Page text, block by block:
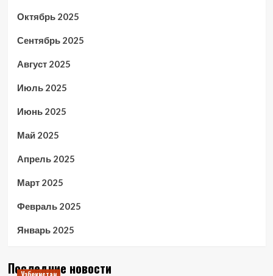
Октябрь 2025
Сентябрь 2025
Август 2025
Июль 2025
Июнь 2025
Май 2025
Апрель 2025
Март 2025
Февраль 2025
Январь 2025
Последние новости